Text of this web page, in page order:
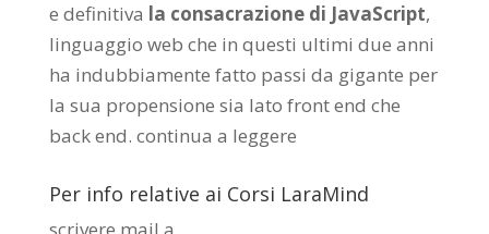
e definitiva la consacrazione di JavaScript,
linguaggio web che in questi ultimi due anni
ha indubbiamente fatto passi da gigante per
la sua propensione sia lato front end che
back end. continua a leggere
Per info relative ai Corsi LaraMind